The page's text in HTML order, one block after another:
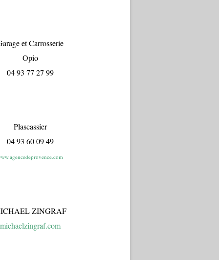
et Carrosserie
Opio
04 93 77 27 99
Plascassier
04 93 60 09 49
ZINGRAF
michaelzingraf.com